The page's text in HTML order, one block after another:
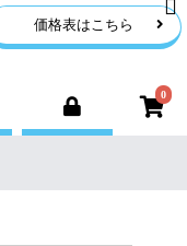
価格表はこちら
0